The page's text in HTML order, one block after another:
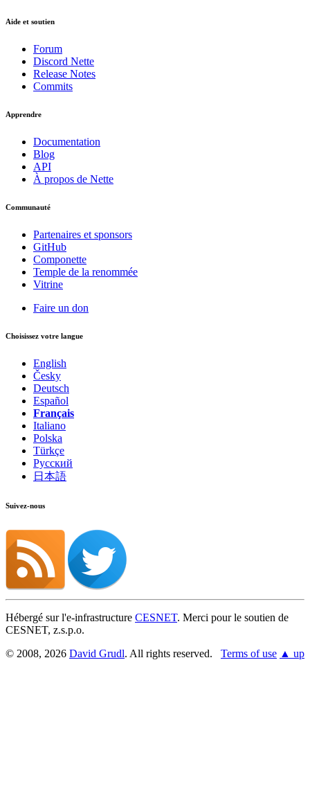
Aide et soutien
Forum
Discord Nette
Release Notes
Commits
Apprendre
Documentation
Blog
API
À propos de Nette
Communauté
Partenaires et sponsors
GitHub
Componette
Temple de la renommée
Vitrine
Faire un don
Choisissez votre langue
English
Česky
Deutsch
Español
Français
Italiano
Polska
Türkçe
Русский
日本語
Suivez-nous
Hébergé sur l'e-infrastructure CESNET. Merci pour le soutien de
CESNET, z.s.p.o.
© 2008, 2026 David Grudl. All rights reserved. Terms of use ▲ up